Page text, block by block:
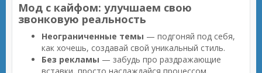
Мод с кайфом: улучшаем свою
звонковую реальность
Неограниченные темы — подгоняй под себя,
как хочешь, создавай свой уникальный стиль.
Без рекламы — забудь про раздражающие